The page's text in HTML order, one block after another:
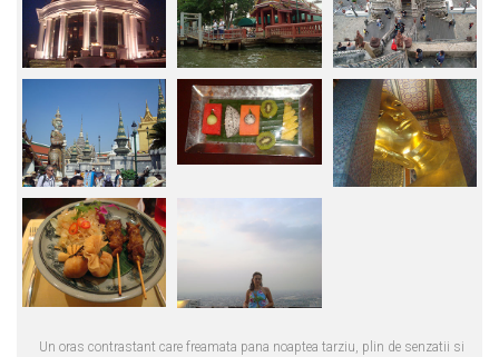
Un oras contrastant care freamata pana noaptea tarziu, plin de senzatii si